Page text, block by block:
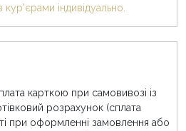
індивідуально.
карткою при самовивозі із
розрахунок (сплата
при оформленні замовлення або